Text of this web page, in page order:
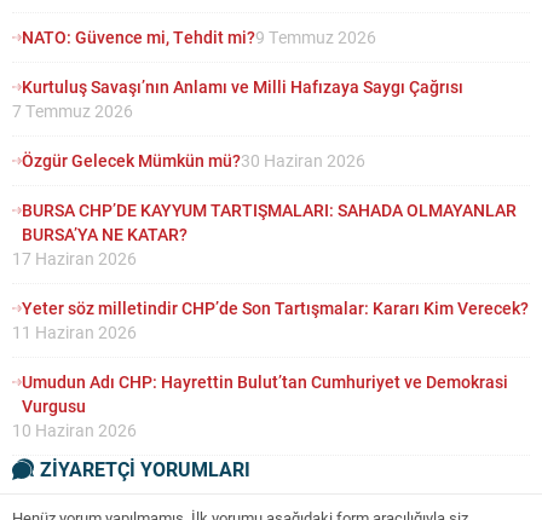
NATO: Güvence mi, Tehdit mi?9 Temmuz 2026
Kurtuluş Savaşı’nın Anlamı ve Milli Hafızaya Saygı Çağrısı
7 Temmuz 2026
Özgür Gelecek Mümkün mü?30 Haziran 2026
BURSA CHP’DE KAYYUM TARTIŞMALARI: SAHADA OLMAYANLAR
BURSA’YA NE KATAR?
17 Haziran 2026
Yeter söz milletindir CHP’de Son Tartışmalar: Kararı Kim Verecek?
11 Haziran 2026
Umudun Adı CHP: Hayrettin Bulut’tan Cumhuriyet ve Demokrasi
Vurgusu
10 Haziran 2026
ZİYARETÇİ YORUMLARI